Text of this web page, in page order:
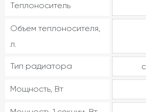
Теплоноситель
Объем теплоносителя,
л.
Тип радиатора
Мощность, Вт